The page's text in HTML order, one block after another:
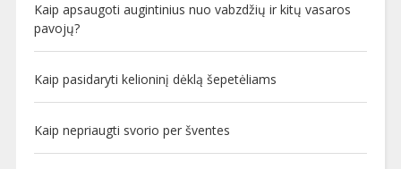
Kaip apsaugoti augintinius nuo vabzdžių ir kitų vasaros
pavojų?
Kaip pasidaryti kelioninį dėklą šepetėliams
Kaip nepriaugti svorio per šventes